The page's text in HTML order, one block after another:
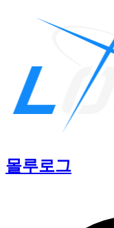
몰루로그